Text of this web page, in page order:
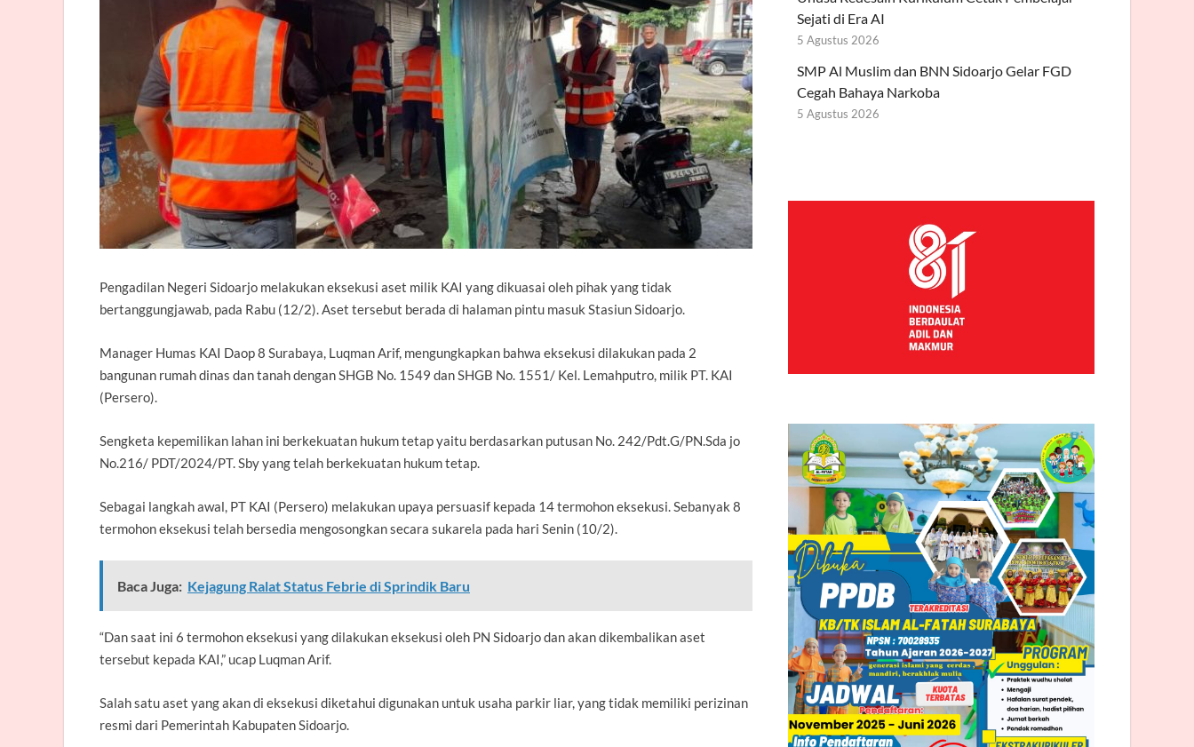
Pengadilan Negeri Sidoarjo melakukan eksekusi aset milik KAI yang dikuasai oleh pihak yang tidak
bertanggungjawab, pada Rabu (12/2). Aset tersebut berada di halaman pintu masuk Stasiun Sidoarjo.
Manager Humas KAI Daop 8 Surabaya, Luqman Arif, mengungkapkan bahwa eksekusi dilakukan pada 2
bangunan rumah dinas dan tanah dengan SHGB No. 1549 dan SHGB No. 1551/ Kel. Lemahputro, milik PT. KAI
(Persero).
Sengketa kepemilikan lahan ini berkekuatan hukum tetap yaitu berdasarkan putusan No. 242/Pdt.G/PN.Sda jo
No.216/ PDT/2024/PT. Sby yang telah berkekuatan hukum tetap.
Sebagai langkah awal, PT KAI (Persero) melakukan upaya persuasif kepada 14 termohon eksekusi. Sebanyak 8
termohon eksekusi telah bersedia mengosongkan secara sukarela pada hari Senin (10/2).
Baca Juga: Kejagung Ralat Status Febrie di Sprindik Baru
“Dan saat ini 6 termohon eksekusi yang dilakukan eksekusi oleh PN Sidoarjo dan akan dikembalikan aset
tersebut kepada KAI,” ucap Luqman Arif.
Salah satu aset yang akan di eksekusi diketahui digunakan untuk usaha parkir liar, yang tidak memiliki perizinan
resmi dari Pemerintah Kabupaten Sidoarjo.
Sejati di Era AI
5 Agustus 2026
SMP Al Muslim dan BNN Sidoarjo Gelar FGD
Cegah Bahaya Narkoba
5 Agustus 2026